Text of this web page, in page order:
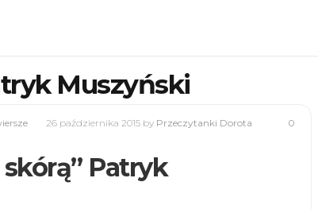
Muszyński
0
26 października 2015 by Przeczytanki Dorota
skórą” Patryk